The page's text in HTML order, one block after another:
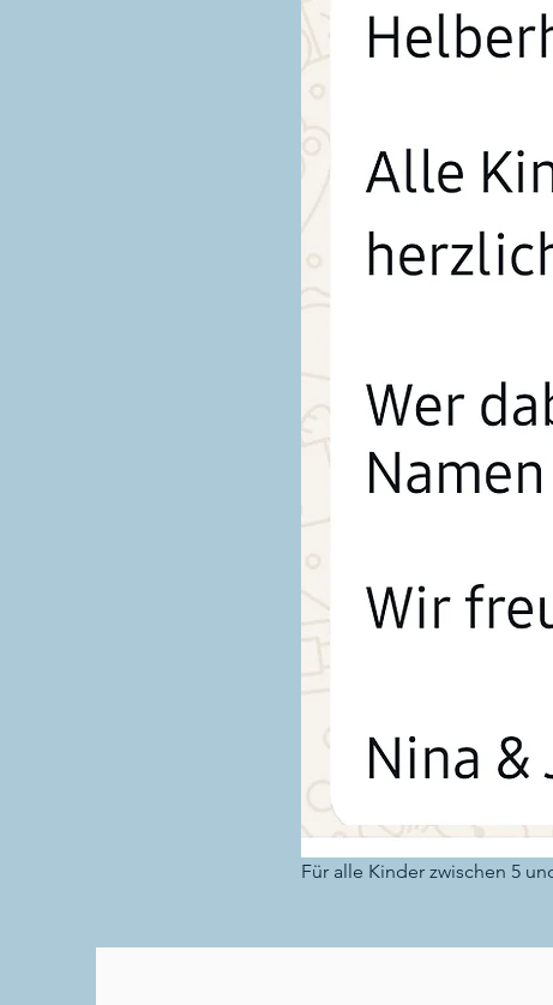
Für alle Kinder zwischen 5